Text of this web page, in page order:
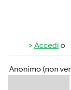
Accedi o
Anonimo (non